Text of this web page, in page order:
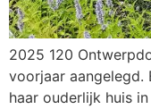
2025 120
voorjaar aangelegd.
haar ouderlijk huis